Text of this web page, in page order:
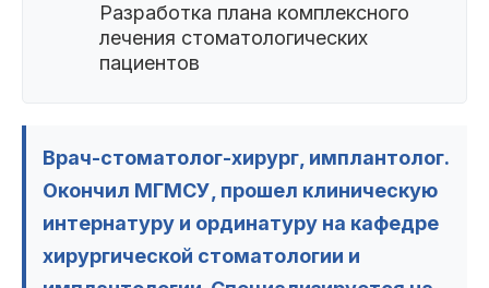
Разработка плана комплексного
лечения стоматологических
пациентов
Врач-стоматолог-хирург, имплантолог.
Окончил МГМСУ, прошел клиническую
интернатуру и ординатуру на кафедре
хирургической стоматологии и